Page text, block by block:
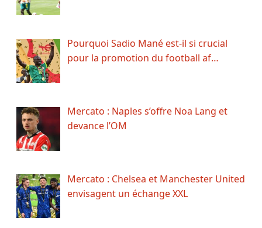
Pourquoi Sadio Mané est-il si crucial
pour la promotion du football af…
Mercato : Naples s’offre Noa Lang et
devance l’OM
Mercato : Chelsea et Manchester United
envisagent un échange XXL